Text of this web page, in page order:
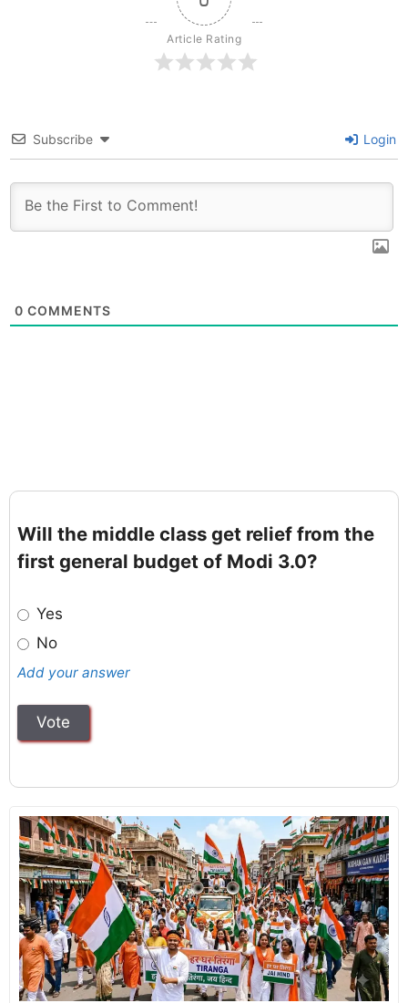
Article Rating
Subscribe Login
0 COMMENTS
Will the middle class get relief from the
first general budget of Modi 3.0?
Yes
No
Add your answer